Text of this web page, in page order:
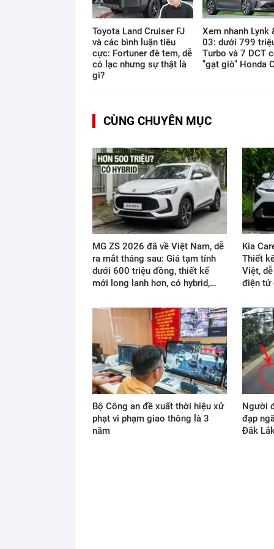
Toyota Land Cruiser FJ
và các bình luận tiêu
cực: Fortuner đè tem, dễ
có lạc nhưng sự thật là
gì?
Xem nhanh Lynk
03: dưới 799
Turbo và 7 DCT
"gạt giò" Honda
CÙNG CHUYÊN MỤC
MG ZS 2026 đã về Việt Nam, dễ
ra mắt tháng sau: Giá tạm tính
dưới 600 triệu đồng, thiết kế
mới long lanh hơn, có hybrid,…
Kia
Thiết
Việt,
điện tử
Bộ Công an đề xuất thời hiệu xử
phạt vi phạm giao thông là 3
năm
Người
đạp
Đắk